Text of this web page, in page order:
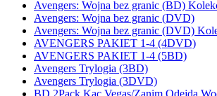
Avengers: Wojna bez granic (BD)
Avengers: Wojna bez granic (DVD)
Avengers: Wojna bez granic (DVD)
AVENGERS PAKIET 1-4 (4DVD)
AVENGERS PAKIET 1-4 (5BD)
Avengers Trylogia (3BD)
Avengers Trylogia (3DVD)
BD 2Pack Kac Vegas/Zanim Odejdą